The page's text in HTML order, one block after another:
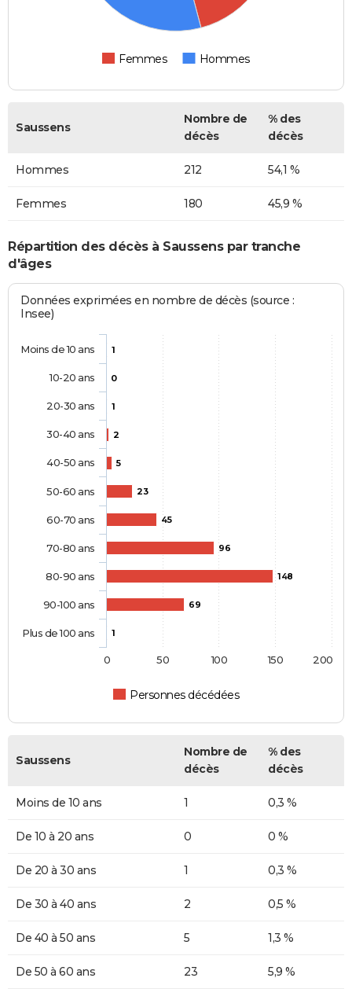
Femmes Hommes
Saussens
Nombre de
décès
% des
décès
Hommes 212 54,1 %
Femmes 180 45,9 %
Répartition des décès à Saussens par tranche
d'âges
Données exprimées en nombre de décès (source :
Insee)
1
0
1
2
5
23
45
96
148
69
1
Personnes décédées
Moins de 10 ans
10-20 ans
20-30 ans
30-40 ans
40-50 ans
50-60 ans
60-70 ans
70-80 ans
80-90 ans
90-100 ans
Plus de 100 ans
0 50 100 150 200
Saussens
Nombre de
décès
% des
décès
Moins de 10 ans 1 0,3 %
De 10 à 20 ans 0 0 %
De 20 à 30 ans 1 0,3 %
De 30 à 40 ans 2 0,5 %
De 40 à 50 ans 5 1,3 %
De 50 à 60 ans 23 5,9 %